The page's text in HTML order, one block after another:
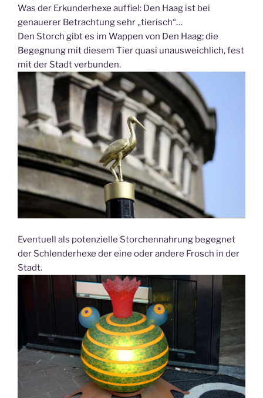
Was der Erkunderhexe auffiel: Den Haag ist bei
genauerer Betrachtung sehr „tierisch“…
Den Storch gibt es im Wappen von Den Haag; die
Begegnung mit diesem Tier quasi unausweichlich, fest
mit der Stadt verbunden.
Eventuell als potenzielle Storchennahrung begegnet
der Schlenderhexe der eine oder andere Frosch in der
Stadt.